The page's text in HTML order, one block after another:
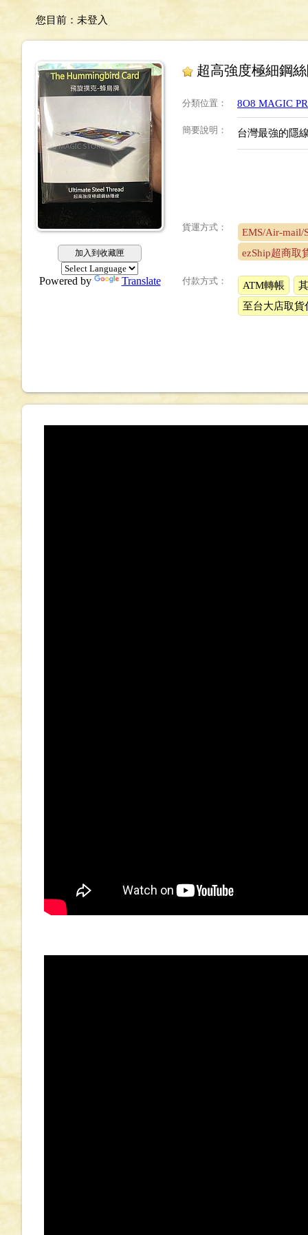
您目前： 未登入
加入到收藏匣
Powered by Translate
超高強度極細鋼
分類位置 ： 8O8 MAGIC
簡要說明 ： 台灣最強的隱
貨運方式：
EMS/Air-mail/
ezShip超商取
付款方式： ATM轉帳
至台大店取貨